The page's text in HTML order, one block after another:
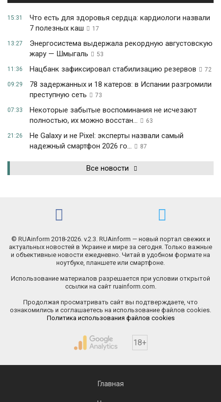
15:31
Что есть для здоровья сердца: кардиологи назвали
7 полезных каш
17
13:27
Энергосистема выдержала рекордную августовскую
жару — Шмыгаль
53
11:36 Нацбанк зафиксировал стабилизацию резервов 72
09:29
78 задержанных и 18 катеров: в Испании разгромили
преступную сеть
73
07:33
Некоторые забытые воспоминания не исчезают
полностью, их можно восстан...
63
21:26
Не Galaxy и не Pixel: эксперты назвали самый
надежный смартфон 2026 го...
87
Все новости
© RUAinform 2018-2026. v.2.3. RUAinform — новый портал свежих и
актуальных новостей в Украине и мире за сегодня. Только важные
и объективные новости ежедневно. Читай в удобном формате на
ноутбуке, планшете или смартфоне.
Использование материалов разрешается при условии открытой
ссылки на сайт ruainform.com.
Продолжая просматривать сайт вы подтверждаете, что
ознакомились и соглашаетесь на использование файлов cookies.
Политика использования файлов cookies
18+
Главная